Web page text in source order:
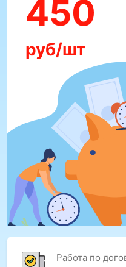
Работа по
450
руб/шт